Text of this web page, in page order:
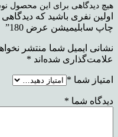
هیچ دیدگاهی برای این محصول
اولین نفری باشید که
چاپ سابلیمیشن عرض 180”
نشانی ایمیل شما منتشر
علامت‌گذاری شده‌اند *
امتیاز شما *
دیدگاه شما *